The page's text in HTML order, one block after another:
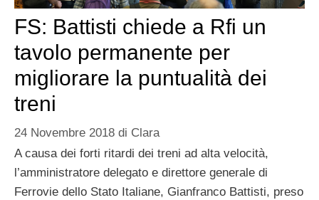
FS: Battisti chiede a Rfi un
tavolo permanente per
migliorare la puntualità dei
treni
24 Novembre 2018 di Clara
A causa dei forti ritardi dei treni ad alta velocità,
l’amministratore delegato e direttore generale di
Ferrovie dello Stato Italiane, Gianfranco Battisti, preso